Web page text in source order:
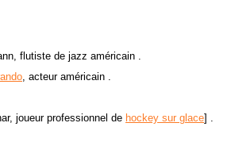
flutiste de jazz américain .
, acteur américain .
joueur professionnel de hockey sur glace] .